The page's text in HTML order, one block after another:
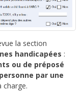
la section
handicapées :
ou de préposé
par une
charge.